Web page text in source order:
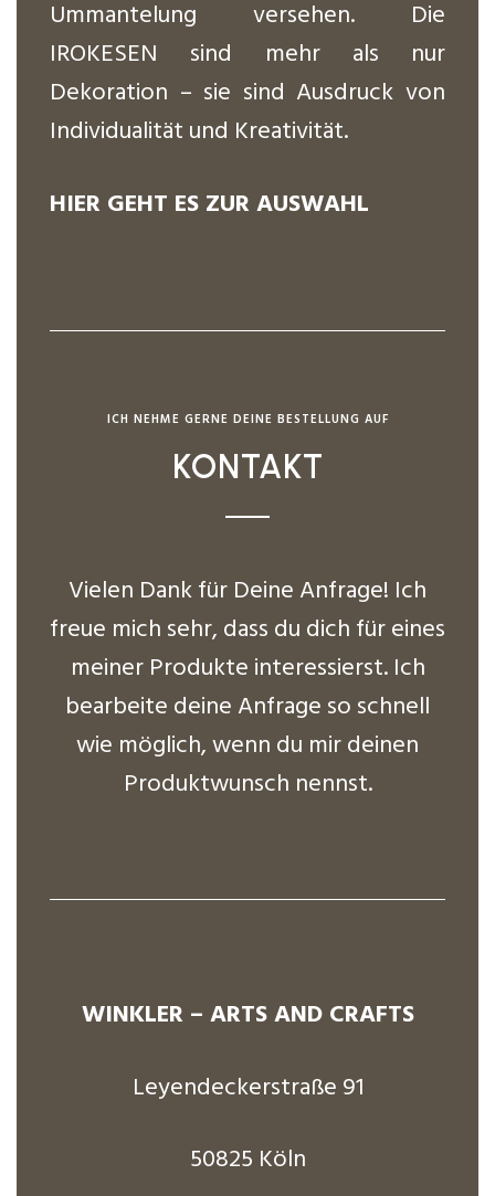
Ummantelung versehen. Die
IROKESEN sind mehr als nur
Dekoration – sie sind Ausdruck von
Individualität und Kreativität.
HIER GEHT ES ZUR AUSWAHL
ICH NEHME GERNE DEINE BESTELLUNG AUF
KONTAKT
Vielen Dank für Deine Anfrage! Ich
freue mich sehr, dass du dich für eines
meiner Produkte interessierst. Ich
bearbeite deine Anfrage so schnell
wie möglich, wenn du mir deinen
Produktwunsch nennst.
WINKLER – ARTS AND CRAFTS
Leyendeckerstraße 91
50825 Köln